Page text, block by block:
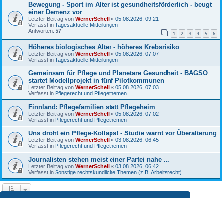
Bewegung - Sport im Alter ist gesundheitsförderlich - beugt
einer Demenz vor
Letzter Beitrag von WernerSchell « 05.08.2026, 09:21
Verfasst in Tagesaktuelle Mitteilungen
Antworten: 57 1 2 3 4 5 6
Höheres biologisches Alter - höheres Krebsrisiko
Letzter Beitrag von WernerSchell « 05.08.2026, 07:07
Verfasst in Tagesaktuelle Mitteilungen
Gemeinsam für Pflege und Planetare Gesundheit - BAGSO
startet Modellprojekt in fünf Pilotkommunen
Letzter Beitrag von WernerSchell « 05.08.2026, 07:03
Verfasst in Pflegerecht und Pflegethemen
Finnland: Pflegefamilien statt Pflegeheim
Letzter Beitrag von WernerSchell « 05.08.2026, 07:02
Verfasst in Pflegerecht und Pflegethemen
Uns droht ein Pflege-Kollaps! - Studie warnt vor Überalterung
Letzter Beitrag von WernerSchell « 03.08.2026, 06:45
Verfasst in Pflegerecht und Pflegethemen
Journalisten stehen meist einer Partei nahe ...
Letzter Beitrag von WernerSchell « 03.08.2026, 06:42
Verfasst in Sonstige rechtskundliche Themen (z.B. Arbeitsrecht)